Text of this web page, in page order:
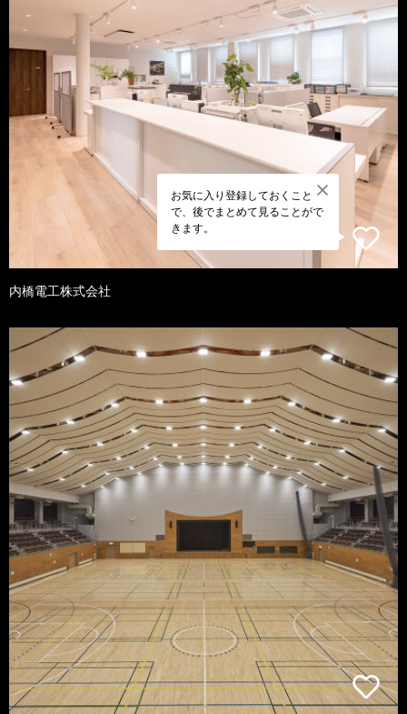
お気に入り登録しておくこと
で、後でまとめて見ることがで
きます。
内橋電工株式会社